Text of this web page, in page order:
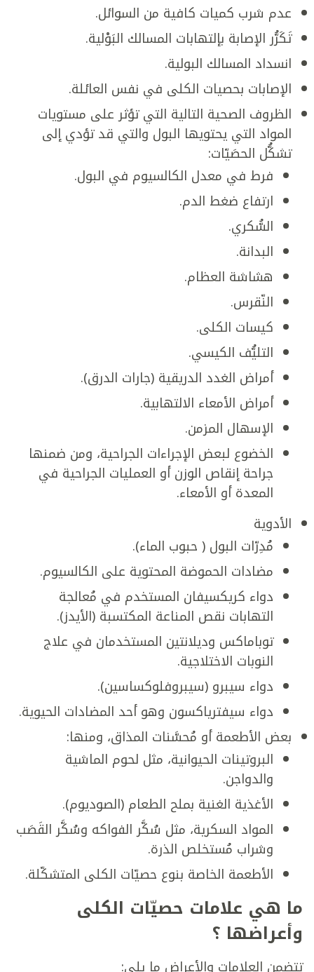
عدم شرب كميات كافية من السوائل.
تَكَرُّر الإصابة بإلتهابات المسالك البَوْلية.
انسداد المسالك البولية.
الإصابات بحصيات الكلى في نفس العائلة.
الظروف الصحية التالية التي تؤثر على مستويات
المواد التي يحتويها البول والتي قد تؤدي إلى
تشكُّل الحصَيّات:
فرط في معدل الكالسيوم في البول.
ارتفاع ضغط الدم.
السُّكري.
البدانة.
هشاشة العظام.
النّقرس.
كيسات الكلى.
التليُّف الكيسي.
أمراض الغدد الدريقية (جارات الدرق).
أمراض الأمعاء الالتهابية.
الإسهال المزمن.
الخضوع لبعض الإجراءات الجراحية، ومن ضمنها
جراحة إنقاص الوزن أو العمليات الجراحية في
المعدة أو الأمعاء.
الأدوية
مُدِرّات البول ( حبوب الماء).
مضادات الحموضة المحتوية على الكالسيوم.
دواء كريكسيفان المستخدم في مُعالجة
التهابات نقص المناعة المكتسبة (الأيدز).
توباماكس وديلانتين المستخدمان في علاج
النوبات الاختلاجية.
دواء سيبرو (سيبروفلوكساسين).
دواء سيفترياكسون وهو أحد المضادات الحيوية.
بعض الأطعمة أو مُحسَّنات المذاق، ومنها:
البروتينات الحيوانية، مثل لحوم الماشية
والدواجن.
الأغذية الغنية بملح الطعام (الصوديوم).
المواد السكرية، مثل سُكَّر الفواكه وسُكَّر القَصَب
وشراب مُستخلص الذرة.
الأطعمة الخاصة بنوع حصيّات الكلى المتشكّلة.
ما هي علامات حصيّات الكلى
وأعراضها ؟
تتضمن العلامات والأعراض ما يلي: